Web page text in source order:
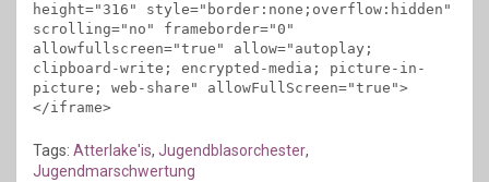
height="316" style="border:none;overflow:hidden"
scrolling="no" frameborder="0"
allowfullscreen="true" allow="autoplay;
clipboard-write; encrypted-media; picture-in-
picture; web-share" allowFullScreen="true">
</iframe>
Tags: Atterlake'is, Jugendblasorchester,
Jugendmarschwertung